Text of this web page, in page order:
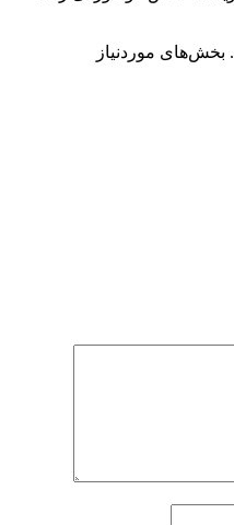
بخش‌های موردنیاز